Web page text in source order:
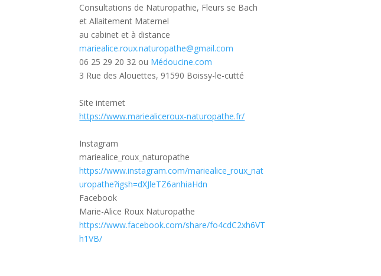
Consultations de Naturopathie, Fleurs se Bach
et Allaitement Maternel
au cabinet et à distance
mariealice.roux.naturopathe@gmail.com
06 25 29 20 32 ou Médoucine.com
3 Rue des Alouettes, 91590 Boissy-le-cutté
Site internet
https://www.mariealiceroux-naturopathe.fr/
Instagram
mariealice_roux_naturopathe
https://www.instagram.com/mariealice_roux_nat
uropathe?igsh=dXJleTZ6anhiaHdn
Facebook
Marie-Alice Roux Naturopathe
https://www.facebook.com/share/fo4cdC2xh6VT
h1VB/